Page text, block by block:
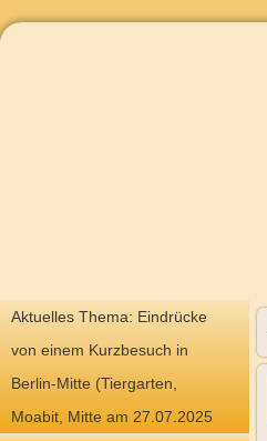
Aktuelles Thema: Eindrücke
von einem Kurzbesuch in
Berlin-Mitte (Tiergarten,
Moabit, Mitte am 27.07.2025